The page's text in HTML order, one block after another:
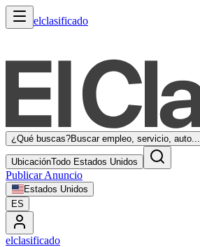
elclasificado
¿Qué buscas?Buscar empleo, servicio, auto...
UbicaciónTodo Estados Unidos
Publicar Anuncio
Estados Unidos
ES
elclasificado